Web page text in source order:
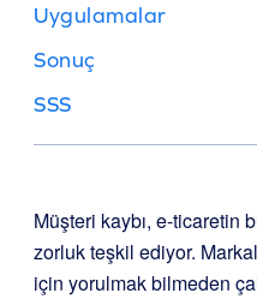
Uygulamalar
Sonuç
SSS
Müşteri kaybı, e-ticaretin
zorluk teşkil ediyor.
için yorulmak bilmeden